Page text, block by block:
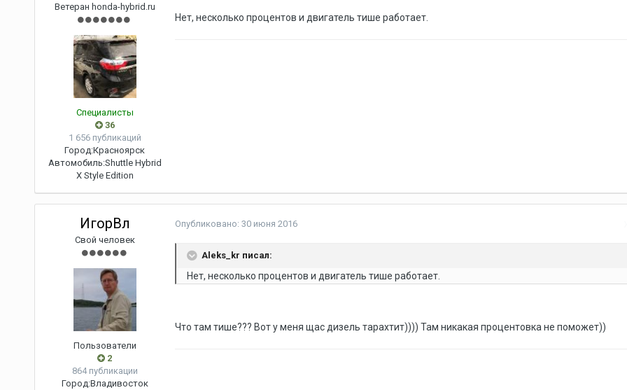
Ветеран honda-hybrid.ru
Специалисты
36
1 656 публикаций
Город:Красноярск
Автомобиль:Shuttle Hybrid
X Style Edition
Нет, несколько процентов и двигатель тише работает.
ИгорВл
Свой человек
Пользователи
2
864 публикации
Город:Владивосток
Опубликовано: 30 июня 2016
Aleks_kr писал:
Нет, несколько процентов и двигатель тише работает.
Что там тише??? Вот у меня щас дизель тарахтит)))) Там никакая процентовка не поможет))